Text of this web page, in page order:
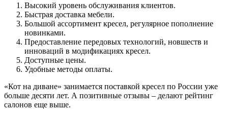
Высокий уровень обслуживания клиентов.
Быстрая доставка мебели.
Большой ассортимент кресел, регулярное пополнение
новинками.
Предоставление передовых технологий, новшеств и
инноваций в модификациях кресел.
Доступные цены.
Удобные методы оплаты.
«Кот на диване» занимается поставкой кресел по России уже
больше десяти лет. А позитивные отзывы – делают рейтинг
салонов еще выше.